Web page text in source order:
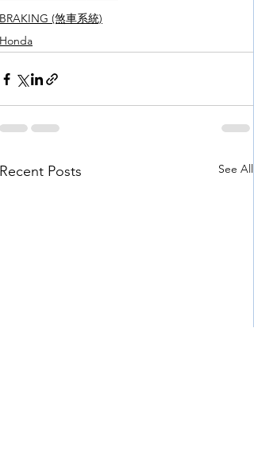
BRAKING (煞車系統)
Honda
Recent Posts See All